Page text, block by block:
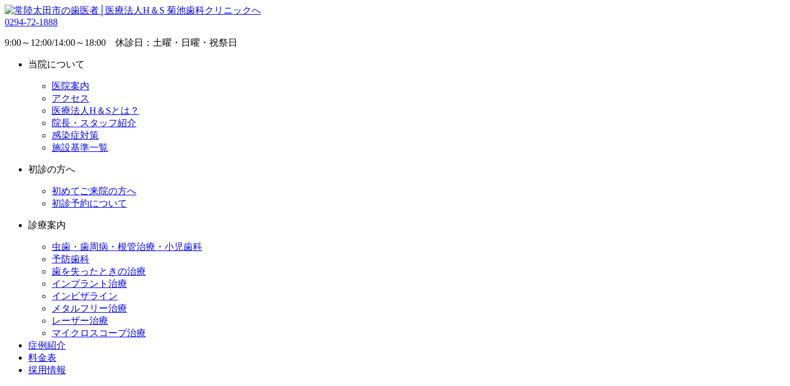
0294-72-1888
9:00～12:00/14:00～18:00 休診日：土曜・日曜・祝祭日
当院について
医院案内
アクセス
医療法人H＆Sとは？
院長・スタッフ紹介
感染症対策
施設基準一覧
初診の方へ
初めてご来院の方へ
初診予約について
診療案内
虫歯・歯周病・根管治療・小児歯科
予防歯科
歯を失ったときの治療
インプラント治療
インビザライン
メタルフリー治療
レーザー治療
マイクロスコープ治療
症例紹介
料金表
採用情報